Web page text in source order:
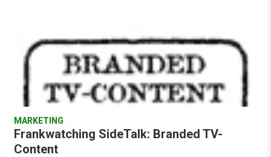
MARKETING
Frankwatching SideTalk: Branded TV-
Content